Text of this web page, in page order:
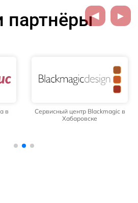
партнёры
в
Сервисный центр Blackmagic в
Хабаровске